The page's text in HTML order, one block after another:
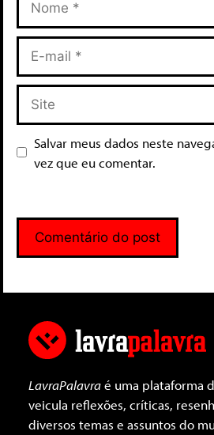
Salvar meus dados neste
vez que eu comentar.
LavraPalavraé uma plataforma
veicula reflexões, críticas,
diversos temas e assuntos do